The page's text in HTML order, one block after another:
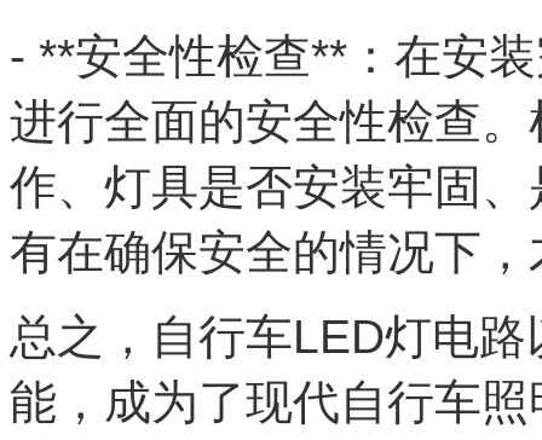
- **安全性检查**：在安
进行全面的安全性检查
作、灯具是否安装牢固
有在确保安全的情况下
总之，自行车LED灯电
能，成为了现代自行车